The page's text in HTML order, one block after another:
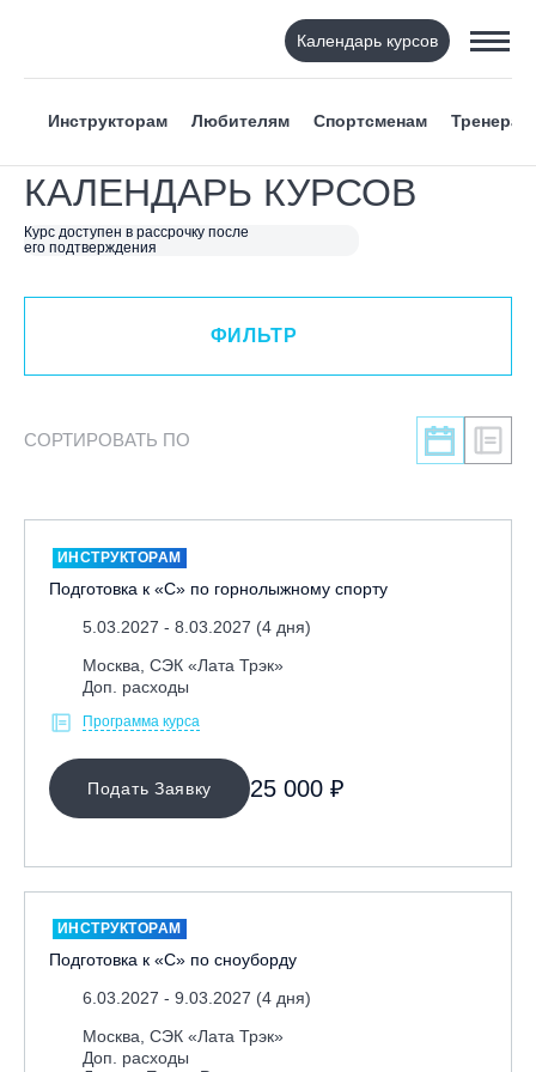
Календарь курсов
Инструкторам Любителям Спортсменам Тренерам
КАЛЕНДАРЬ КУРСОВ
Курс доступен в рассрочку после
его подтверждения
ФИЛЬТР
ВИД СПОРТА
Я ХОЧУ
КАТЕГОРИЯ
ЛЕКТОР
МЕСТО ПРОВЕДЕНИЯ
Байкальск, ГЛЦ «Гора Соболиная»
Вологодская обл., ГЛК "Ципина гора"
Грузия, ГК «Гудаури»
Дистанционно
Ижевск, КАО «Нечкино»
ФИЛЬТР
СОРТИРОВАТЬ ПО
ИНСТРУКТОРАМ
Подготовка к «С» по горнолыжному спорту
5.03.2027 - 8.03.2027 (4 дня)
Москва, СЭК «Лата Трэк»
Доп. расходы
Программа курса
Подать Заявку 25 000 ₽
ИНСТРУКТОРАМ
Подготовка к «С» по сноуборду
6.03.2027 - 9.03.2027 (4 дня)
Москва, СЭК «Лата Трэк»
Доп. расходы